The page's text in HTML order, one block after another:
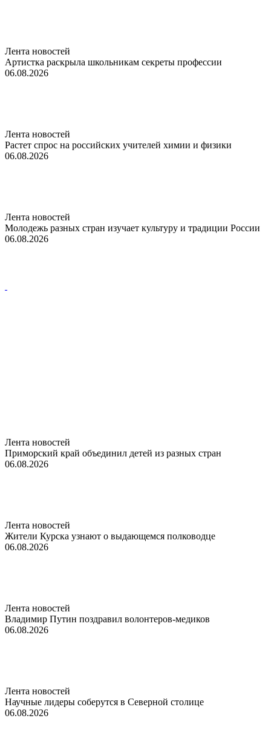
Лента новостей
Артистка раскрыла школьникам секреты профессии
06.08.2026
Лента новостей
Растет спрос на российских учителей химии и физики
06.08.2026
Лента новостей
Молодежь разных стран изучает культуру и традиции России
06.08.2026
Лента новостей
Приморский край объединил детей из разных стран
06.08.2026
Лента новостей
Жители Курска узнают о выдающемся полководце
06.08.2026
Лента новостей
Владимир Путин поздравил волонтеров-медиков
06.08.2026
Лента новостей
Научные лидеры соберутся в Северной столице
06.08.2026